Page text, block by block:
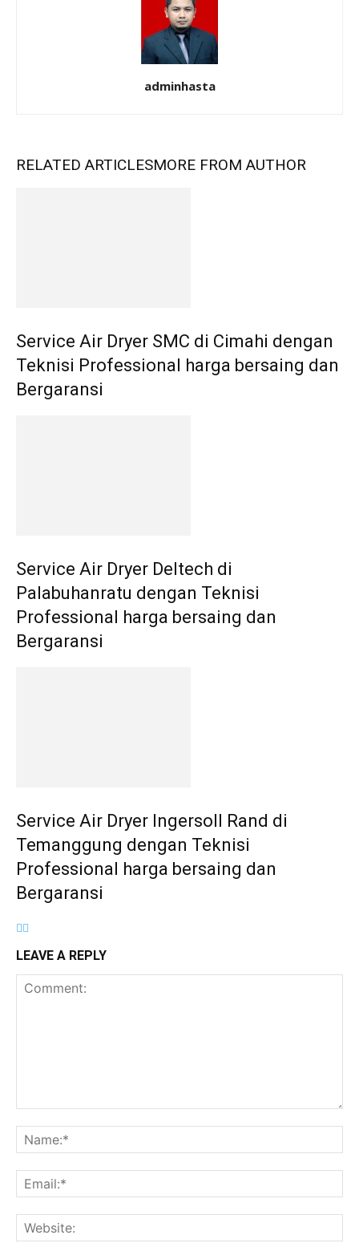
adminhasta
RELATED ARTICLESMORE FROM AUTHOR
Service Air Dryer SMC di Cimahi dengan
Teknisi Professional harga bersaing dan
Bergaransi
Service Air Dryer Deltech di
Palabuhanratu dengan Teknisi
Professional harga bersaing dan
Bergaransi
Service Air Dryer Ingersoll Rand di
Temanggung dengan Teknisi
Professional harga bersaing dan
Bergaransi
LEAVE A REPLY